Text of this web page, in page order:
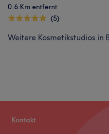
0.6 Km entfernt
(5)
Weitere Kosmetikstudios in
Kontakt